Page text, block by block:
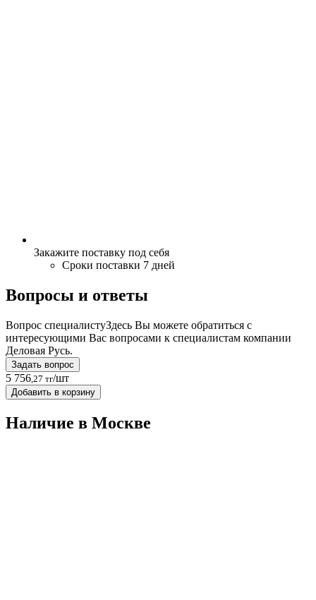
Закажите поставку под себя
Сроки поставки 7 дней
Вопросы и ответы
Вопрос специалистуЗдесь Вы можете обратиться с
интересующими Вас вопросами к специалистам компании
Деловая Русь.
Задать вопрос
5 756,27 тг/шт
Добавить в корзину
Наличие в Москвe